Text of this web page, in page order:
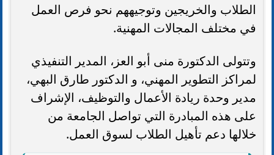
الطلاب والخريجين وتوجيههم نحو فرص العمل
في مختلف المجالات المهنية.
وتتولى الدكتورة منى أبو العز، المدير التنفيذي
لمراكز التطوير المهني، و الدكتور طارق البهي،
مدير وحدة ريادة الأعمال والتوظيف، الإشراف
على هذه المبادرة التي تواصل الجامعة من
خلالها دعم تأهيل الطلاب لسوق العمل.